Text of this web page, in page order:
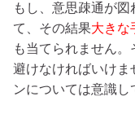
もし、意思疎通が
て、その結果大きな
も当てられません
避けなければいけま
ンについては意識し